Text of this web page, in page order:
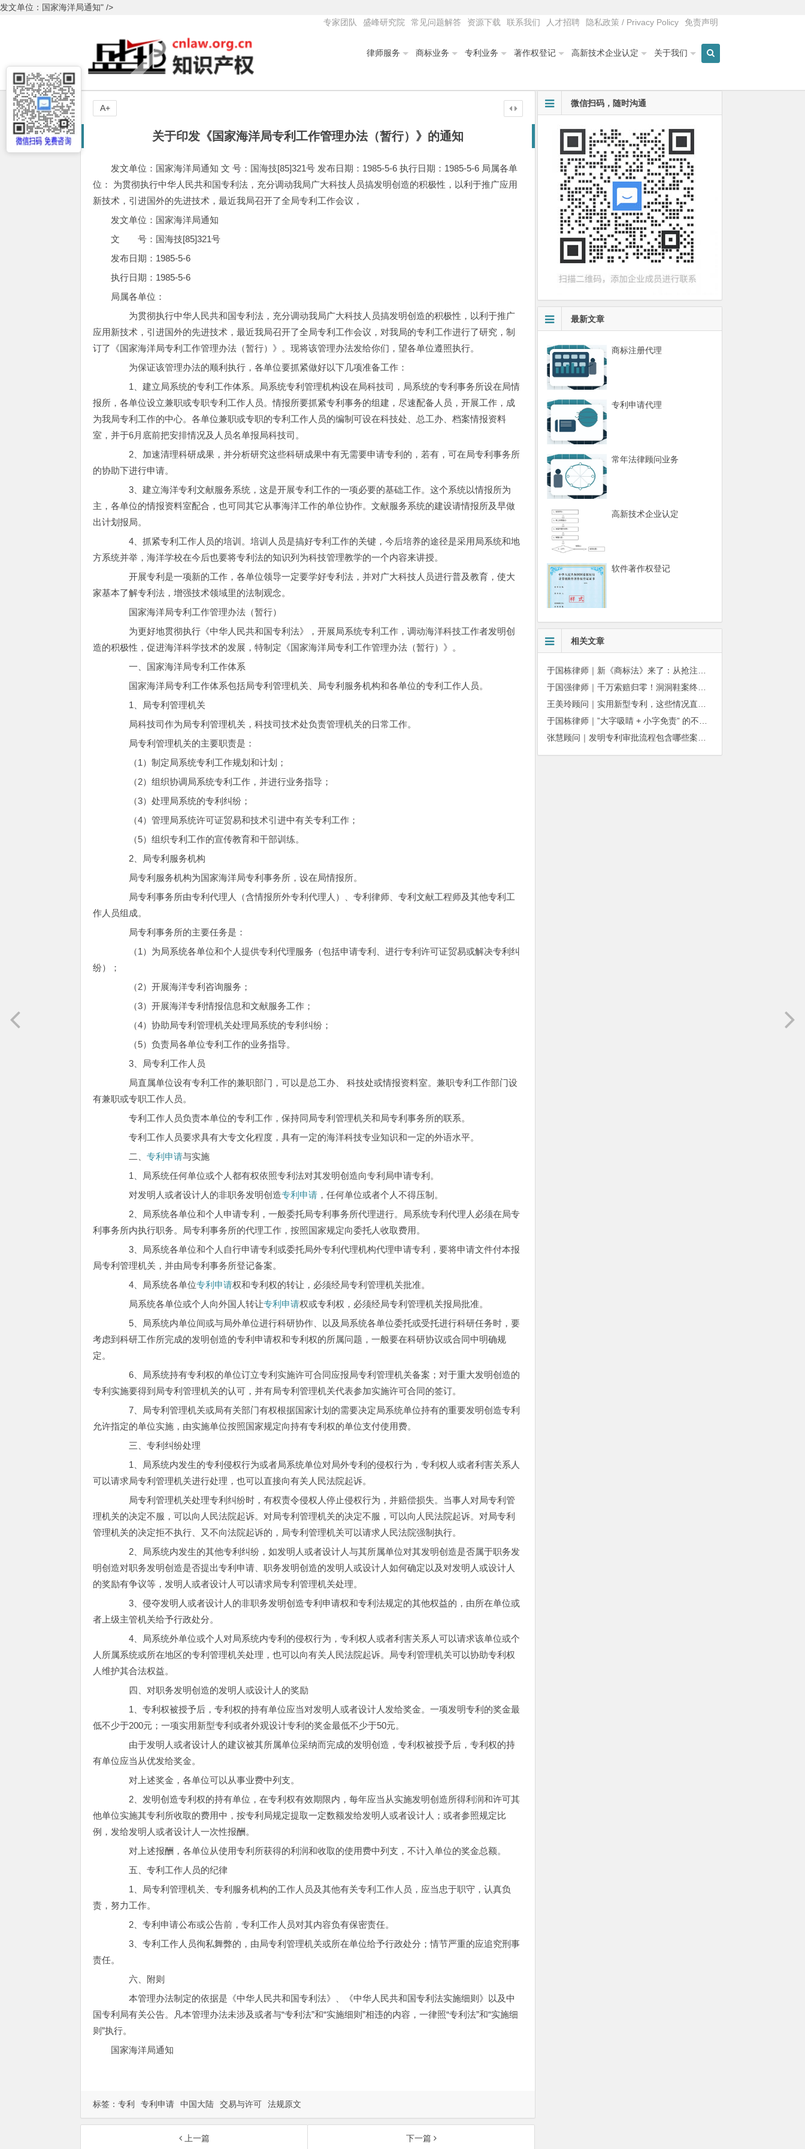
发文单位：国家海洋局通知" />
专家团队
盛峰研究院 常见问题解答 资源下载 联系我们 人才招聘 隐私政策 / Privacy Policy 免责声明
律师服务 商标业务 专利业务 著作权登记 高新技术企业认定 关于我们
关于印发《国家海洋局专利工作管理办法（暂行）》的通知
发文单位：国家海洋局通知 文 号：国海技[85]321号 发布日期：1985-5-6 执行日期：1985-5-6 局属各单
位： 为贯彻执行中华人民共和国专利法，充分调动我局广大科技人员搞发明创造的积极性，以利于推广应用
新技术，引进国外的先进技术，最近我局召开了全局专利工作会议，
发文单位：国家海洋局通知
文 号：国海技[85]321号
发布日期：1985-5-6
执行日期：1985-5-6
局属各单位：
为贯彻执行中华人民共和国专利法，充分调动我局广大科技人员搞发明创造的积极性，以利于推广
应用新技术，引进国外的先进技术，最近我局召开了全局专利工作会议，对我局的专利工作进行了研究，制
订了《国家海洋局专利工作管理办法（暂行）》。现将该管理办法发给你们，望各单位遵照执行。
为保证该管理办法的顺利执行，各单位要抓紧做好以下几项准备工作：
1、建立局系统的专利工作体系。局系统专利管理机构设在局科技司，局系统的专利事务所设在局情
报所，各单位设立兼职或专职专利工作人员。情报所要抓紧专利事务的组建，尽速配备人员，开展工作，成
为我局专利工作的中心。各单位兼职或专职的专利工作人员的编制可设在科技处、总工办、档案情报资料
室，并于6月底前把安排情况及人员名单报局科技司。
2、加速清理科研成果，并分析研究这些科研成果中有无需要申请专利的，若有，可在局专利事务所
的协助下进行申请。
3、建立海洋专利文献服务系统，这是开展专利工作的一项必要的基础工作。这个系统以情报所为
主，各单位的情报资料室配合，也可同其它从事海洋工作的单位协作。文献服务系统的建设请情报所及早做
出计划报局。
4、抓紧专利工作人员的培训。培训人员是搞好专利工作的关键，今后培养的途径是采用局系统和地
方系统并举，海洋学校在今后也要将专利法的知识列为科技管理教学的一个内容来讲授。
开展专利是一项新的工作，各单位领导一定要学好专利法，并对广大科技人员进行普及教育，使大
家基本了解专利法，增强技术领域里的法制观念。
国家海洋局专利工作管理办法（暂行）
为更好地贯彻执行《中华人民共和国专利法》，开展局系统专利工作，调动海洋科技工作者发明创
造的积极性，促进海洋科学技术的发展，特制定《国家海洋局专利工作管理办法（暂行）》。
一、国家海洋局专利工作体系
国家海洋局专利工作体系包括局专利管理机关、局专利服务机构和各单位的专利工作人员。
1、局专利管理机关
局科技司作为局专利管理机关，科技司技术处负责管理机关的日常工作。
局专利管理机关的主要职责是：
（1）制定局系统专利工作规划和计划；
（2）组织协调局系统专利工作，并进行业务指导；
（3）处理局系统的专利纠纷；
（4）管理局系统许可证贸易和技术引进中有关专利工作；
（5）组织专利工作的宣传教育和干部训练。
2、局专利服务机构
局专利服务机构为国家海洋局专利事务所，设在局情报所。
局专利事务所由专利代理人（含情报所外专利代理人）、专利律师、专利文献工程师及其他专利工
作人员组成。
局专利事务所的主要任务是：
（1）为局系统各单位和个人提供专利代理服务（包括申请专利、进行专利许可证贸易或解决专利纠
纷）；
（2）开展海洋专利咨询服务；
（3）开展海洋专利情报信息和文献服务工作；
（4）协助局专利管理机关处理局系统的专利纠纷；
（5）负责局各单位专利工作的业务指导。
3、局专利工作人员
局直属单位设有专利工作的兼职部门，可以是总工办、 科技处或情报资料室。兼职专利工作部门设
有兼职或专职工作人员。
专利工作人员负责本单位的专利工作，保持同局专利管理机关和局专利事务所的联系。
专利工作人员要求具有大专文化程度，具有一定的海洋科技专业知识和一定的外语水平。
二、专利申请与实施
1、局系统任何单位或个人都有权依照专利法对其发明创造向专利局申请专利。
对发明人或者设计人的非职务发明创造专利申请 ，任何单位或者个人不得压制。
2、局系统各单位和个人申请专利，一般委托局专利事务所代理进行。局系统专利代理人必须在局专
利事务所内执行职务。局专利事务所的代理工作，按照国家规定向委托人收取费用。
3、局系统各单位和个人自行申请专利或委托局外专利代理机构代理申请专利，要将申请文件付本报
局专利管理机关，并由局专利事务所登记备案。
4、局系统各单位专利申请权和专利权的转让，必须经局专利管理机关批准。
局系统各单位或个人向外国人转让专利申请权或专利权，必须经局专利管理机关报局批准。
5、局系统内单位间或与局外单位进行科研协作、以及局系统各单位委托或受托进行科研任务时，要
考虑到科研工作所完成的发明创造的专利申请权和专利权的所属问题，一般要在科研协议或合同中明确规
定。
6、局系统持有专利权的单位订立专利实施许可合同应报局专利管理机关备案；对于重大发明创造的
专利实施要得到局专利管理机关的认可，并有局专利管理机关代表参加实施许可合同的签订。
7、局专利管理机关或局有关部门有权根据国家计划的需要决定局系统单位持有的重要发明创造专利
允许指定的单位实施，由实施单位按照国家规定向持有专利权的单位支付使用费。
三、专利纠纷处理
1、局系统内发生的专利侵权行为或者局系统单位对局外专利的侵权行为，专利权人或者利害关系人
可以请求局专利管理机关进行处理，也可以直接向有关人民法院起诉。
局专利管理机关处理专利纠纷时，有权责令侵权人停止侵权行为，并赔偿损失。当事人对局专利管
理机关的决定不服，可以向人民法院起诉。对局专利管理机关的决定不服，可以向人民法院起诉。对局专利
管理机关的决定拒不执行、又不向法院起诉的，局专利管理机关可以请求人民法院强制执行。
2、局系统内发生的其他专利纠纷，如发明人或者设计人与其所属单位对其发明创造是否属于职务发
明创造对职务发明创造是否提出专利申请、职务发明创造的发明人或设计人如何确定以及对发明人或设计人
的奖励有争议等，发明人或者设计人可以请求局专利管理机关处理。
3、侵夺发明人或者设计人的非职务发明创造专利申请权和专利法规定的其他权益的，由所在单位或
者上级主管机关给予行政处分。
4、局系统外单位或个人对局系统内专利的侵权行为，专利权人或者利害关系人可以请求该单位或个
人所属系统或所在地区的专利管理机关处理，也可以向有关人民法院起诉。局专利管理机关可以协助专利权
人维护其合法权益。
四、对职务发明创造的发明人或设计人的奖励
1、专利权被授予后，专利权的持有单位应当对发明人或者设计人发给奖金。一项发明专利的奖金最
低不少于200元；一项实用新型专利或者外观设计专利的奖金最低不少于50元。
由于发明人或者设计人的建议被其所属单位采纳而完成的发明创造，专利权被授予后，专利权的持
有单位应当从优发给奖金。
对上述奖金，各单位可以从事业费中列支。
2、发明创造专利权的持有单位，在专利权有效期限内，每年应当从实施发明创造所得利润和许可其
他单位实施其专利所收取的费用中，按专利局规定提取一定数额发给发明人或者设计人；或者参照规定比
例，发给发明人或者设计人一次性报酬。
对上述报酬，各单位从使用专利所获得的利润和收取的使用费中列支，不计入单位的奖金总额。
五、专利工作人员的纪律
1、局专利管理机关、专利服务机构的工作人员及其他有关专利工作人员，应当忠于职守，认真负
责，努力工作。
2、专利申请公布或公告前，专利工作人员对其内容负有保密责任。
3、专利工作人员徇私舞弊的，由局专利管理机关或所在单位给予行政处分；情节严重的应追究刑事
责任。
六、附则
本管理办法制定的依据是《中华人民共和国专利法》、《中华人民共和国专利法实施细则》以及中
国专利局有关公告。凡本管理办法未涉及或者与“专利法”和“实施细则”相违的内容，一律照“专利法”和“实施细
则”执行。
国家海洋局通知
A+
标签：专利 专利申请 中国大陆 交易与许可 法规原文
上一篇
下一篇
微信扫码，随时沟通
最新文章
商标注册代理
专利申请代理
常年法律顾问业务
高新技术企业认定
软件著作权登记
相关文章